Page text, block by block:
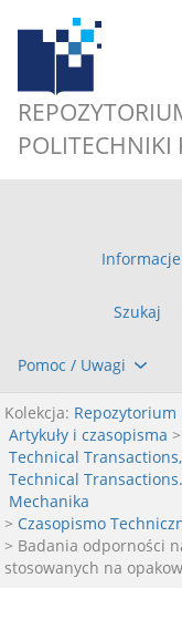
POLITECHNIKI
Informacje
Szukaj
Pomoc / Uwagi
Kolekcja: Repozytorium
Artykuły i czasopisma >
Technical
Technical
Mechanika
> Czasopismo
> Badania odporności
stosowanych na